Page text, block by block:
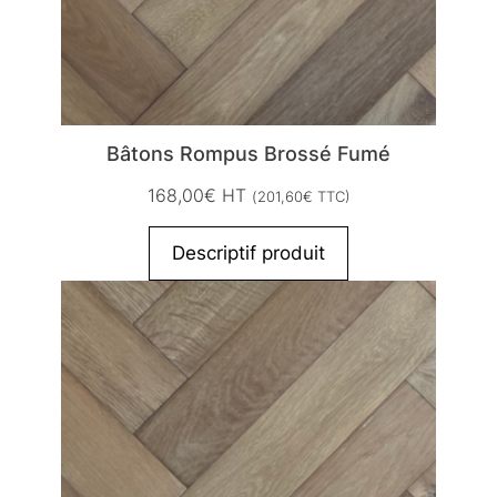
Bâtons Rompus Brossé Fumé
168,00€ HT (201,60€ TTC)
Descriptif produit